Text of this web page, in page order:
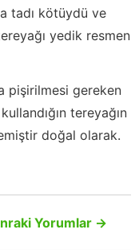
tadı kötüydü ve
yedik resmen
pişirilmesi gereken
tereyağın
doğal olarak.
Yorumlar →